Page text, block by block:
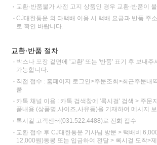
교환·반품불가 사전 고지 상품인 경우 교환·반품이
CJ대한통운 외 타택배 이용 시 택배 요금과 반품 주
로 확인 바랍니다.
교환·반품 절차
박스나 포장 겉면에 '교환' 또는 '반품' 표기 후 보내주
가능합니다.
직접 접수 : 홈페이지 로그인>주문조회>최근주문내
품
카톡 채널 이용 : 카톡 검색창에 '록시걸' 검색 > 주문
품내용 (상품명,사이즈,사유등)을 기재하여 메시지 보
록시걸 고객센터(031.522.4488)로 전화 접수
교환 접수 후 CJ대한통운 기사님 방문 > 택배비
12,000원)동봉 또는 입금하여 전달 > 록시걸 도착>